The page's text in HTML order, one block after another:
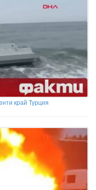
край Турция